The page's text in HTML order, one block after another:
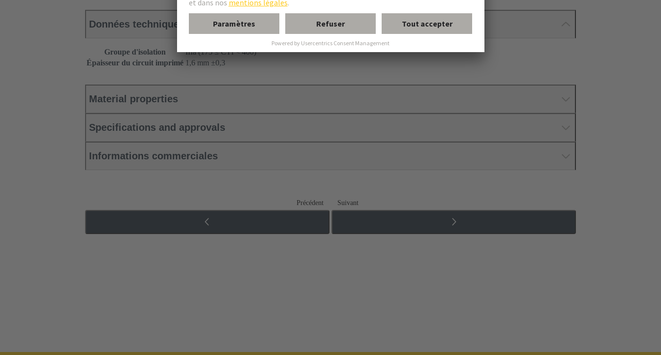
Données techniques
Groupe d'isolation
IIIa (175 ≤ CTI < 400)
Épaisseur du circuit imprimé ‌1,6 mm ±0,3 ‌
Material properties
Specifications and approvals
Informations commerciales
Précédent Suivant